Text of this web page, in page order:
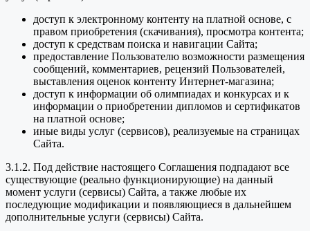
доступ к электронному контенту на платной основе, с
правом приобретения (скачивания), просмотра контента;
доступ к средствам поиска и навигации Сайта;
предоставление Пользователю возможности размещения
сообщений, комментариев, рецензий Пользователей,
выставления оценок контенту Интернет-магазина;
доступ к информации об олимпиадах и конкурсах и к
информации о приобретении дипломов и сертификатов
на платной основе;
иные виды услуг (сервисов), реализуемые на страницах
Сайта.
3.1.2. Под действие настоящего Соглашения подпадают все
существующие (реально функционирующие) на данный
момент услуги (сервисы) Сайта, а также любые их
последующие модификации и появляющиеся в дальнейшем
дополнительные услуги (сервисы) Сайта.